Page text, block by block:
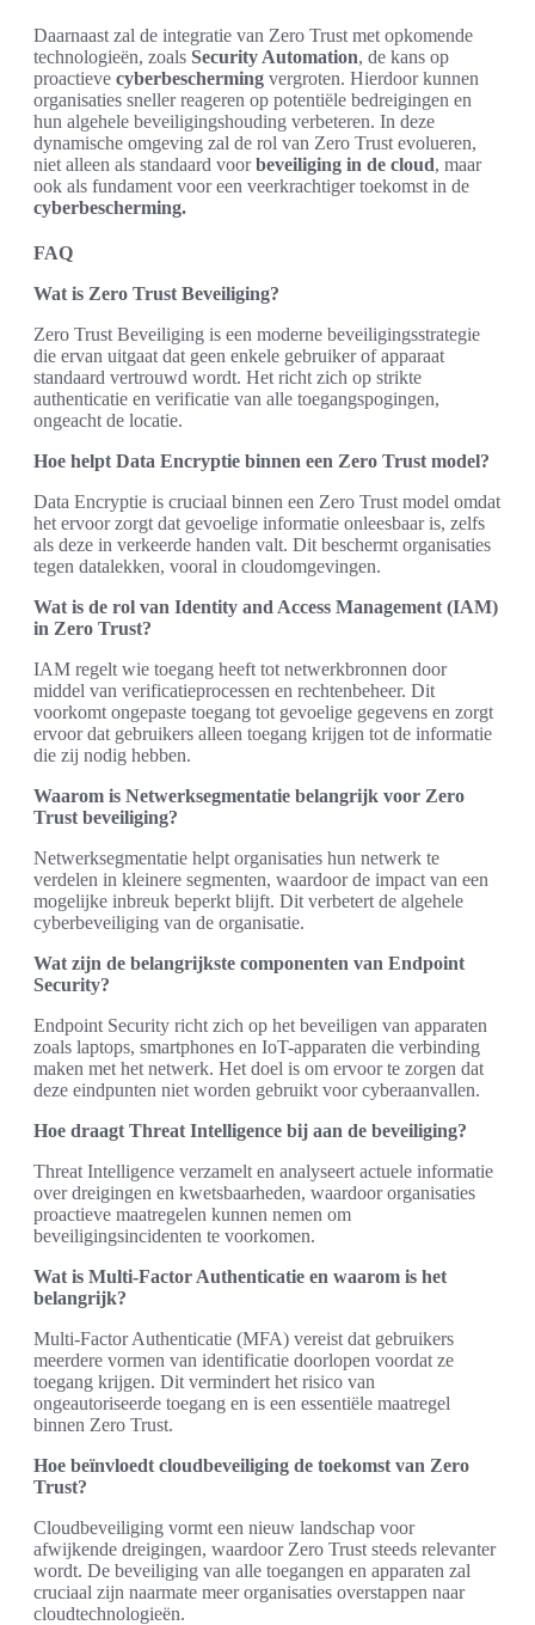
Daarnaast zal de integratie van Zero Trust met opkomende
technologieën, zoals Security Automation, de kans op
proactieve cyberbescherming vergroten. Hierdoor kunnen
organisaties sneller reageren op potentiële bedreigingen en
hun algehele beveiligingshouding verbeteren. In deze
dynamische omgeving zal de rol van Zero Trust evolueren,
niet alleen als standaard voorbeveiliging in de cloud, maar
ook als fundament voor een veerkrachtiger toekomst in de
cyberbescherming.
FAQ
Wat is Zero Trust Beveiliging?
Zero Trust Beveiliging is een moderne beveiligingsstrategie
die ervan uitgaat dat geen enkele gebruiker of apparaat
standaard vertrouwd wordt. Het richt zich op strikte
authenticatie en verificatie van alle toegangspogingen,
ongeacht de locatie.
Hoe helpt Data Encryptie binnen een Zero Trust model?
Data Encryptie is cruciaal binnen een Zero Trust model omdat
het ervoor zorgt dat gevoelige informatie onleesbaar is, zelfs
als deze in verkeerde handen valt. Dit beschermt organisaties
tegen datalekken, vooral in cloudomgevingen.
Wat is de rol van Identity and Access Management (IAM)
in Zero Trust?
IAM regelt wie toegang heeft tot netwerkbronnen door
middel van verificatieprocessen en rechtenbeheer. Dit
voorkomt ongepaste toegang tot gevoelige gegevens en zorgt
ervoor dat gebruikers alleen toegang krijgen tot de informatie
die zij nodig hebben.
Waarom is Netwerksegmentatie belangrijk voor Zero
Trust beveiliging?
Netwerksegmentatie helpt organisaties hun netwerk te
verdelen in kleinere segmenten, waardoor de impact van een
mogelijke inbreuk beperkt blijft. Dit verbetert de algehele
cyberbeveiliging van de organisatie.
Wat zijn de belangrijkste componenten van Endpoint
Security?
Endpoint Security richt zich op het beveiligen van apparaten
zoals laptops, smartphones en IoT-apparaten die verbinding
maken met het netwerk. Het doel is om ervoor te zorgen dat
deze eindpunten niet worden gebruikt voor cyberaanvallen.
Hoe draagt Threat Intelligence bij aan de beveiliging?
Threat Intelligence verzamelt en analyseert actuele informatie
over dreigingen en kwetsbaarheden, waardoor organisaties
proactieve maatregelen kunnen nemen om
beveiligingsincidenten te voorkomen.
Wat is Multi-Factor Authenticatie en waarom is het
belangrijk?
Multi-Factor Authenticatie (MFA) vereist dat gebruikers
meerdere vormen van identificatie doorlopen voordat ze
toegang krijgen. Dit vermindert het risico van
ongeautoriseerde toegang en is een essentiële maatregel
binnen Zero Trust.
Hoe beïnvloedt cloudbeveiliging de toekomst van Zero
Trust?
Cloudbeveiliging vormt een nieuw landschap voor
afwijkende dreigingen, waardoor Zero Trust steeds relevanter
wordt. De beveiliging van alle toegangen en apparaten zal
cruciaal zijn naarmate meer organisaties overstappen naar
cloudtechnologieën.